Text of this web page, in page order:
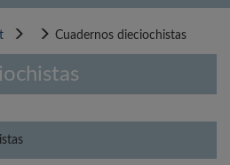
Cuadernos dieciochistas